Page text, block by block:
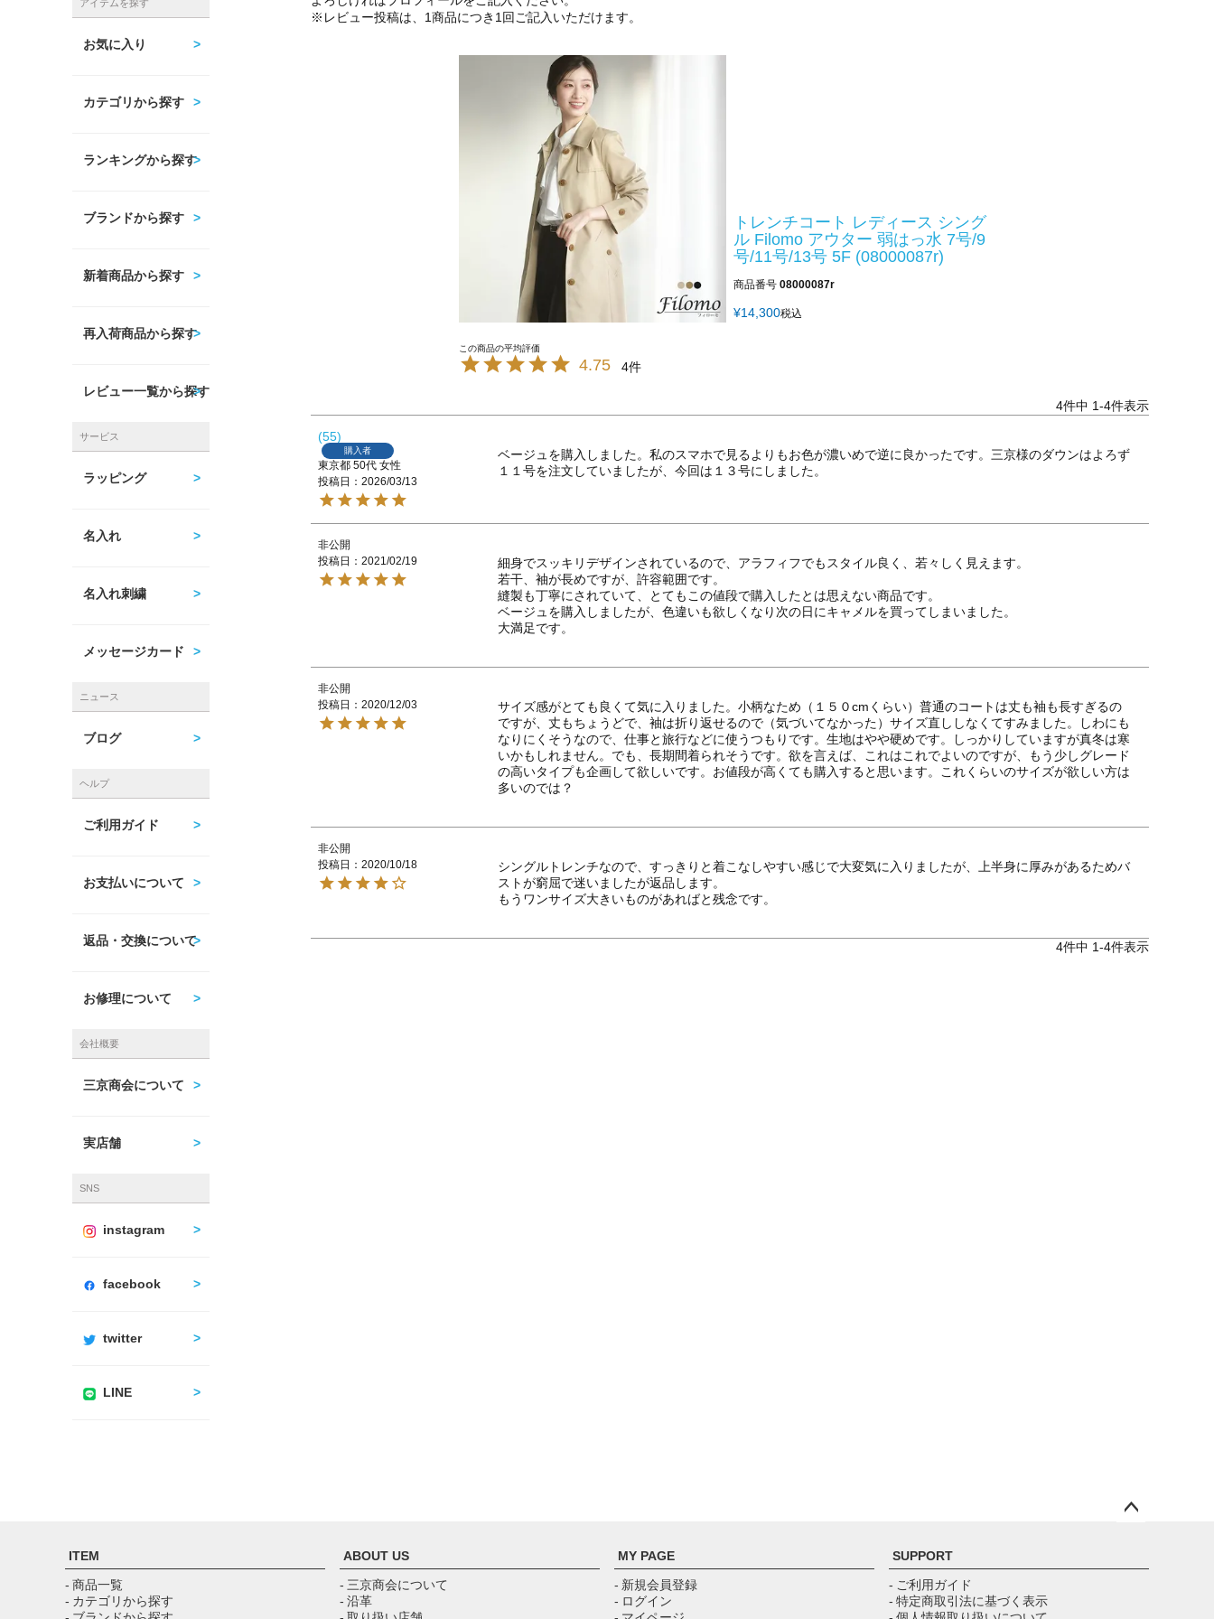
アイテムを探す
お気に入り
カテゴリから探す
ランキングから探す
ブランドから探す
新着商品から探す
再入荷商品から探す
レビュー一覧から探す
サービス
ラッピング
名入れ
名入れ刺繍
メッセージカード
ニュース
ブログ
ヘルプ
ご利用ガイド
お支払いについて
返品・交換について
お修理について
会社概要
三京商会について
実店舗
SNS
instagram
facebook
twitter
LINE
※レビュー投稿は、1商品につき1回ご記入いただけます。
トレンチコート レディース シング
ル Filomo アウター 弱はっ水 7号/9
号/11号/13号 5F (08000087r)
商品番号 08000087r
¥14,300税込
4.75 4
4件中 1-4件表示
55
購入者
東京都 50代 女性
投稿日
2026/03/13
ベージュを購入しました。私のスマホで見るよりもお色が濃いめで逆に良かったです。三京様のダウンはよろず
１１号を注文していましたが、今回は１３号にしました。
非公開
投稿日
2021/02/19
細身でスッキリデザインされているので、アラフィフでもスタイル良く、若々しく見えます。
若干、袖が長めですが、許容範囲です。
縫製も丁寧にされていて、とてもこの値段で購入したとは思えない商品です。
ベージュを購入しましたが、色違いも欲しくなり次の日にキャメルを買ってしまいました。
大満足です。
非公開
投稿日
2020/12/03
サイズ感がとても良くて気に入りました。小柄なため（１５０cmくらい）普通のコートは丈も袖も長すぎるの
ですが、丈もちょうどで、袖は折り返せるので（気づいてなかった）サイズ直ししなくてすみました。しわにも
なりにくそうなので、仕事と旅行などに使うつもりです。生地はやや硬めです。しっかりしていますが真冬は寒
いかもしれません。でも、長期間着られそうです。欲を言えば、これはこれでよいのですが、もう少しグレード
の高いタイプも企画して欲しいです。お値段が高くても購入すると思います。これくらいのサイズが欲しい方は
非公開
投稿日
2020/10/18
シングルトレンチなので、すっきりと着こなしやすい感じで大変気に入りましたが、上半身に厚みがあるためバ
ストが窮屈で迷いましたが返品します。
もうワンサイズ大きいものがあればと残念です。
4件中 1-4件表示
ップ
ITEM
- 商品一覧
- カテゴリから探す
ABOUT US
- 三京商会について
- 沿革
MY PAGE
- 新規会員登録
- ログイン
SUPPORT
- ご利用ガイド
- 特定商取引法に基づく表示